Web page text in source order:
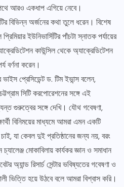
পথে আরও একধাপ এগিয়ে নেবে।
বিভিন্ন অর্জনের কথা তুলে ধরেন। বিশেষ
ইউনিভার্সিটির পাঁচটা স্নাতক পর্যায়ের
কাউন্সিল থেকে অ্যাক্রেডিটেশন
বর্ণনা করেন।
ভাইস প্রেসিডেন্ট ড. টিম ইভান্স বলেন,
সিটি করপোরেশনের সঙ্গে এই
গুরুত্বের সঙ্গে দেখি। যৌথ গবেষণা,
বিনিময়ের মাধ্যমে আমরা এমন একটি
যা কেবল দুই প্রতিষ্ঠানের জন্য নয়, বরং
মোকাবিলায় কার্যকর জ্ঞান ও সমাধান
অ্যান্ড রিসার্চ সেন্টার ভবিষ্যতের গবেষণা ও
ভিত্তি হয়ে উঠবে বলে আমরা বিশ্বাস করি।